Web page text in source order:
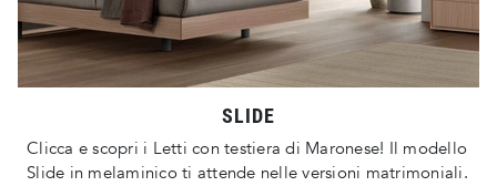
SLIDE
Clicca e scopri i Letti con testiera di Maronese! Il modello
Slide in melaminico ti attende nelle versioni matrimoniali.